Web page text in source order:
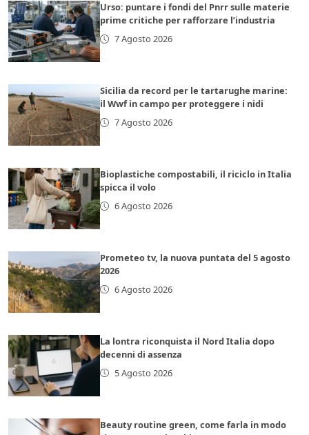
Urso: puntare i fondi del Pnrr sulle materie
prime critiche per rafforzare l’industria
7 Agosto 2026
Sicilia da record per le tartarughe marine:
il Wwf in campo per proteggere i nidi
7 Agosto 2026
Bioplastiche compostabili, il riciclo in Italia
spicca il volo
6 Agosto 2026
Prometeo tv, la nuova puntata del 5 agosto
2026
6 Agosto 2026
La lontra riconquista il Nord Italia dopo
decenni di assenza
5 Agosto 2026
Beauty routine green, come farla in modo